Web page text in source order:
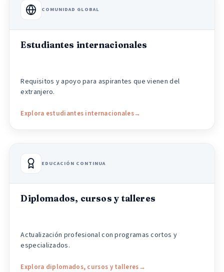
COMUNIDAD GLOBAL
Estudiantes internacionales
Requisitos y apoyo para aspirantes que vienen del
extranjero.
Explora estudiantes internacionales
EDUCACIÓN CONTINUA
Diplomados, cursos y talleres
Actualización profesional con programas cortos y
especializados.
Explora diplomados, cursos y talleres